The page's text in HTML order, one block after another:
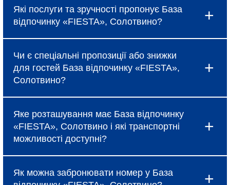
коливаються і залежать від вибраного типу
номеру, сезону та наявності спеціальних
пропозицій, про які можна дізнатися під час
бронювання.
Які послуги та зручності пропонує База
відпочинку «FIESTA», Солотвино?
безкоштовний Wi-Fi, щоденне прибирання та
сніданок (за тарифом). Крім того, в База
відпочинку «FIESTA», Солотвино доступні
додаткові зручності: ресторан, бар, спа-салон,
фітнес-центр, конференц-зали та трансфер до
аеропорту.
Чи є спеціальні пропозиції або знижки
для гостей База відпочинку «FIESTA»,
Солотвино?
регулярно пропонує акційні тарифи, знижки при
ранньому бронюванні та спеціальні пакети для
сімейного відпочинку або бізнес-поїздок. Для
отримання актуальної інформації
рекомендуємо зв’язатися з менеджерами
Яке розташування має База відпочинку
«FIESTA», Солотвино і які транспортні
можливості доступні?
розташований у зручному місці, що забезпечує
Як можна забронювати номер у База